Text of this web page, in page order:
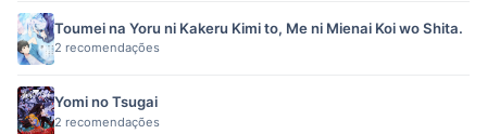
Toumei na Yoru ni Kakeru Kimi to, Me ni Mienai Koi wo Shita.
2 recomendações
Yomi no Tsugai
2 recomendações